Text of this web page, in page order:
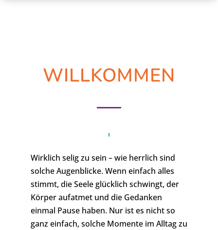
WILLKOMMEN
Wirklich selig zu sein – wie herrlich sind
solche Augenblicke. Wenn einfach alles
stimmt, die Seele glücklich schwingt, der
Körper aufatmet und die Gedanken
einmal Pause haben. Nur ist es nicht so
ganz einfach, solche Momente im Alltag zu